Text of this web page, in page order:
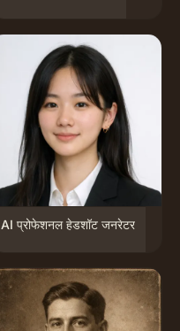
AI प्रोफेशनल हेडशॉट जनरेटर